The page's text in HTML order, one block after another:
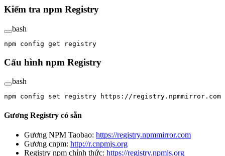
Kiểm tra npm Registry
bash
npm config get registry
Cấu hình npm Registry
bash
npm config set registry https://registry.npmmirror.com
Gương Registry có sẵn
Gương NPM Taobao: https://registry.npmmirror.com
Gương cnpm: http://r.cnpmjs.org
Registry npm chính thức: https://registry.npmjs.org